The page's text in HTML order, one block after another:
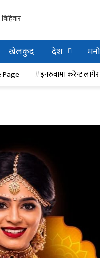
खेलकुद देश
मजदुरको मृत्यु, एक गम्भीर
Page इनरुवामा करेन्ट